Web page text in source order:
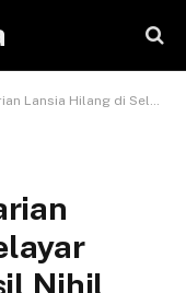
di Selayar Resmi Ditutup, Hasil Nihil
Nihil